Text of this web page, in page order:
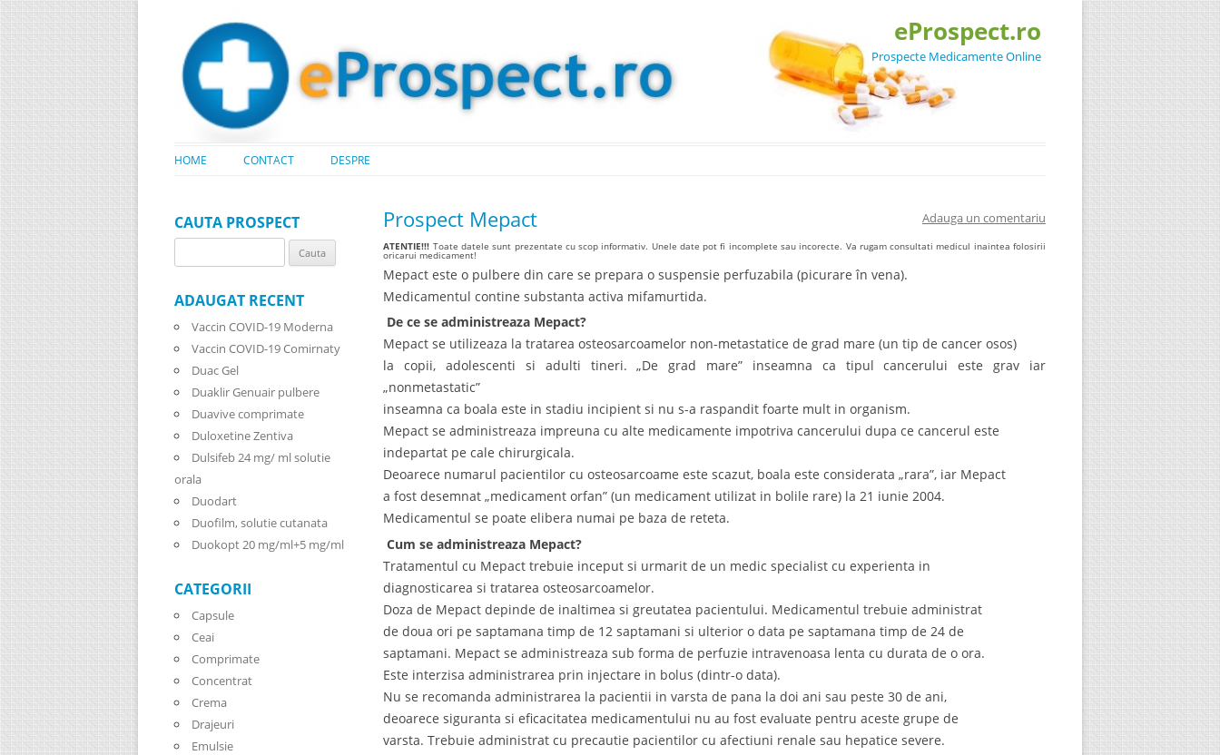
eProspect.ro
Prospecte Medicamente Online
HOME CONTACT DESPRE
Prospect Mepact Adauga un comentariu
ATENTIE!!! Toate datele sunt prezentate cu scop informativ. Unele date pot fi incomplete sau incorecte. Va rugam consultati medicul inaintea folosirii
oricarui medicament!
Mepact este o pulbere din care se prepara o suspensie perfuzabila (picurare în vena).
Medicamentul contine substanta activa mifamurtida.
De ce se administreaza Mepact?
Mepact se utilizeaza la tratarea osteosarcoamelor non-metastatice de grad mare (un tip de cancer osos)
la copii, adolescenti si adulti tineri. „De grad mare” inseamna ca tipul cancerului este grav iar
„nonmetastatic”
inseamna ca boala este in stadiu incipient si nu s-a raspandit foarte mult in organism.
Mepact se administreaza impreuna cu alte medicamente impotriva cancerului dupa ce cancerul este
indepartat pe cale chirurgicala.
Deoarece numarul pacientilor cu osteosarcoame este scazut, boala este considerata „rara”, iar Mepact
a fost desemnat „medicament orfan” (un medicament utilizat in bolile rare) la 21 iunie 2004.
Medicamentul se poate elibera numai pe baza de reteta.
Cum se administreaza Mepact?
Tratamentul cu Mepact trebuie inceput si urmarit de un medic specialist cu experienta in
diagnosticarea si tratarea osteosarcoamelor.
Doza de Mepact depinde de inaltimea si greutatea pacientului. Medicamentul trebuie administrat
de doua ori pe saptamana timp de 12 saptamani si ulterior o data pe saptamana timp de 24 de
saptamani. Mepact se administreaza sub forma de perfuzie intravenoasa lenta cu durata de o ora.
Este interzisa administrarea prin injectare in bolus (dintr-o data).
Nu se recomanda administrarea la pacientii in varsta de pana la doi ani sau peste 30 de ani,
deoarece siguranta si eficacitatea medicamentului nu au fost evaluate pentru aceste grupe de
varsta. Trebuie administrat cu precautie pacientilor cu afectiuni renale sau hepatice severe.
CAUTA PROSPECT
for:
ADAUGAT RECENT
Vaccin COVID-19 Moderna
Vaccin COVID-19 Comirnaty
Duac Gel
Duaklir Genuair pulbere
Duavive comprimate
Duloxetine Zentiva
Dulsifeb 24 mg/ ml solutie
orala
Duodart
Duofilm, solutie cutanata
Duokopt 20 mg/ml+5 mg/ml
CATEGORII
Capsule
Ceai
Comprimate
Concentrat
Crema
Drajeuri
Emulsie